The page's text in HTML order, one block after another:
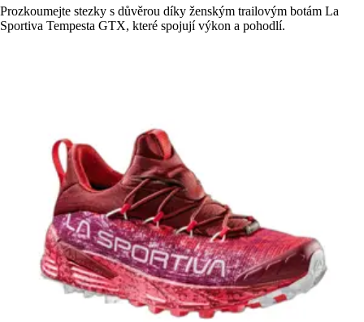
Prozkoumejte stezky s důvěrou díky ženským trailovým botám La
Sportiva Tempesta GTX, které spojují výkon a pohodlí.